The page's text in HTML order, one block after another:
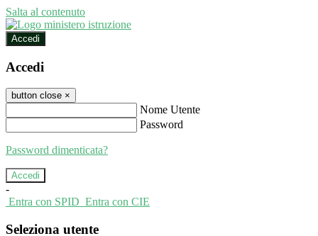
Salta al contenuto
Accedi
Accedi
button close ×
Nome Utente
Password
Password dimenticata?
-
Entra con SPID Entra con CIE
Seleziona utente